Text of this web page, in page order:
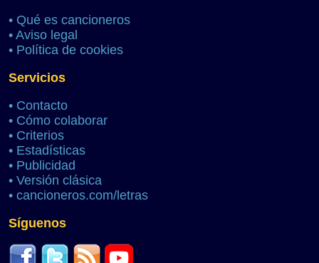
• Qué es cancioneros
• Aviso legal
• Política de cookies
Servicios
• Contacto
• Cómo colaborar
• Criterios
• Estadísticas
• Publicidad
• Versión clásica
• cancioneros.com/letras
Síguenos